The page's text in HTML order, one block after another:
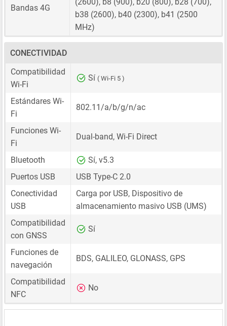
Bandas 4G
(2600), b8 (900), b20 (800), b28 (700),
b38 (2600), b40 (2300), b41 (2500
MHz)
CONECTIVIDAD
Compatibilidad
Wi-Fi
Sí ( Wi-Fi 5 )
Estándares Wi-
Fi
802.11/a/b/g/n/ac
Funciones Wi-
Fi
Dual-band, Wi-Fi Direct
Bluetooth
Sí, v5.3
Puertos USB
USB Type-C 2.0
Conectividad
USB
Carga por USB, Dispositivo de
almacenamiento masivo USB (UMS)
Compatibilidad
con GNSS
Sí
Funciones de
navegación
BDS, GALILEO, GLONASS, GPS
Compatibilidad
NFC
No